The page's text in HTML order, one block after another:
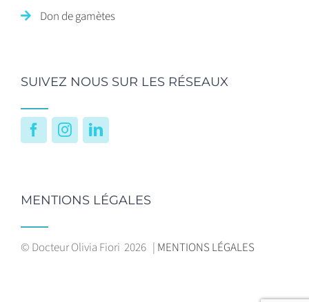
Don de gamètes
SUIVEZ NOUS SUR LES RÉSEAUX
FacebookInstagramLinkedIn
MENTIONS LÉGALES
© Docteur Olivia Fiori 2026 | MENTIONS LÉGALES